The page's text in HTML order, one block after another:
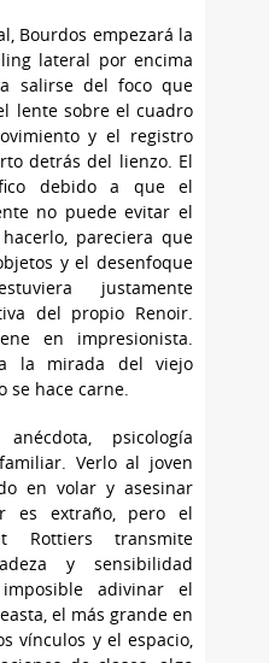
Bourdos empezará la
lateral por encima
salirse del foco que
lente sobre el cuadro
y el registro
detrás del lienzo. El
debido a que el
no puede evitar el
pareciera que
y el desenfoque
justamente
del propio Renoir.
en impresionista.
la mirada del viejo
se hace carne.
psicología
Verlo al joven
en volar y asesinar
es extraño, pero el
Rottiers transmite
y sensibilidad
adivinar el
el más grande en
vínculos y el espacio,